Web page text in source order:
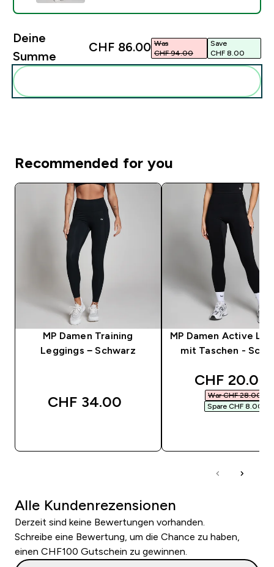
Deine
Summe
CHF 86.00‎ Was
CHF 94.00‎
Save
CHF 8.00‎
Recommended for you
MP Damen Training
Leggings − Schwarz
CHF 34.00‎
MP Damen Active
mit Taschen -
discounted
CHF 20.00‎
War CHF 28.00‎
Spare CHF 8.00‎
Alle Kundenrezensionen
Derzeit sind keine Bewertungen vorhanden.
Schreibe eine Bewertung, um die Chance zu haben,
einen CHF100 Gutschein zu gewinnen.